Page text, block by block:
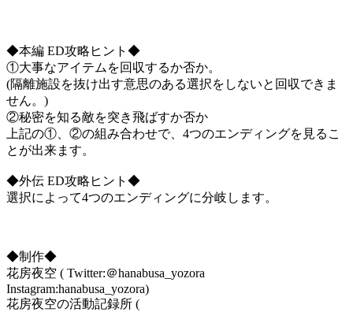
◆本編 ED攻略ヒント◆
①大事なアイテムを回収するか否か。
(隔離施設を抜け出す意思のある選択をしないと回収できま
せん。)
②秘密を知る敵を突き飛ばすか否か
上記の①、②の組み合わせで、4つのエンディングを見るこ
とが出来ます。
◆外伝 ED攻略ヒント◆
選択によって4つのエンディングに分岐します。
◆制作◆
花房夜空 ( Twitter:＠hanabusa_yozora
Instagram:hanabusa_yozora)
花房夜空の活動記録所 (